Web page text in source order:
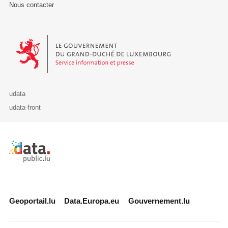
Nous contacter
Le Gouvernement du Grand-Duché de Luxembourg - Service
udata
udata-front
Retour à l'accueil de data.public.lu
Geoportail.lu Data.Europa.eu Gouvernement.lu